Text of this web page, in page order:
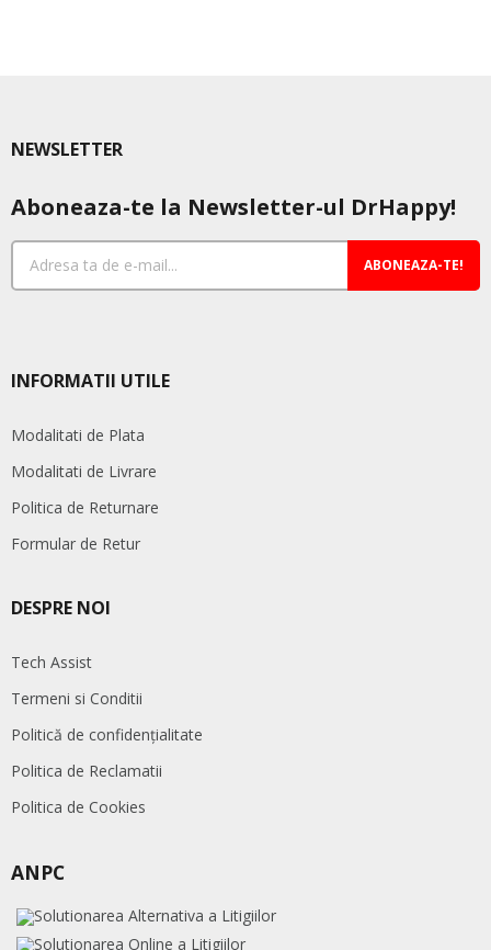
NEWSLETTER
Aboneaza-te la Newsletter-ul DrHappy!
ABONEAZA-TE!
INFORMATII UTILE
Modalitati de Plata
Modalitati de Livrare
Politica de Returnare
Formular de Retur
DESPRE NOI
Tech Assist
Termeni si Conditii
Politică de confidențialitate
Politica de Reclamatii
Politica de Cookies
ANPC